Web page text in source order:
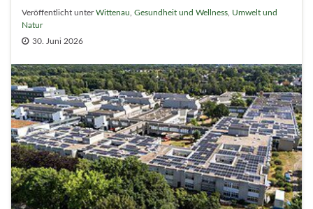
Veröffentlicht unterWittenau Gesundheit und Wellness Umwelt und
Natur
30. Juni 2026